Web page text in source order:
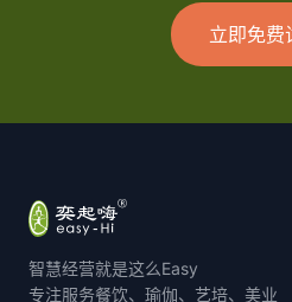
立即免费
智慧经营就是这么Easy
专注服务餐饮、瑜伽、艺培、美业